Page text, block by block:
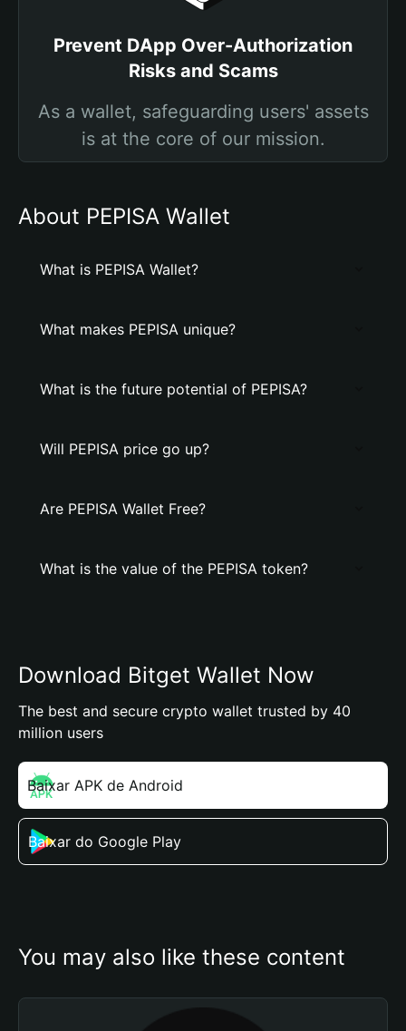
Prevent DApp Over-Authorization
Risks and Scams
As a wallet, safeguarding users' assets
is at the core of our mission.
About PEPISA Wallet
What is PEPISA Wallet?
What makes PEPISA unique?
What is the future potential of PEPISA?
Will PEPISA price go up?
Are PEPISA Wallet Free?
What is the value of the PEPISA token?
Download Bitget Wallet Now
The best and secure crypto wallet trusted by 40
million users
Baixar APK de Android
Baixar do Google Play
You may also like these content